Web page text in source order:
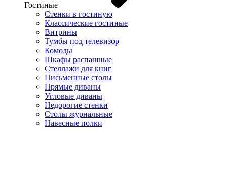
Гостиные
Стенки в гостиную
Классические гостиные
Витрины
Тумбы под телевизор
Комоды
Шкафы распашные
Стеллажи для книг
Письменные столы
Прямые диваны
Угловые диваны
Недорогие стенки
Столы журнальные
Навесные полки